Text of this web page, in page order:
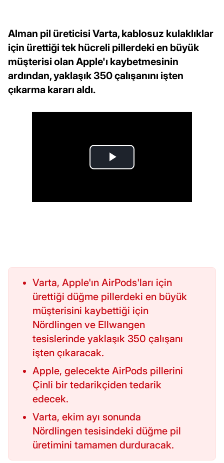
Alman pil üreticisi Varta, kablosuz kulaklıklar
için ürettiği tek hücreli pillerdeki en büyük
müşterisi olan Apple'ı kaybetmesinin
ardından, yaklaşık 350 çalışanını işten
çıkarma kararı aldı.
Varta, Apple'ın AirPods'ları için
ürettiği düğme pillerdeki en büyük
müşterisini kaybettiği için
Nördlingen ve Ellwangen
tesislerinde yaklaşık 350 çalışanı
işten çıkaracak.
Apple, gelecekte AirPods pillerini
Çinli bir tedarikçiden tedarik
edecek.
Varta, ekim ayı sonunda
Nördlingen tesisindeki düğme pil
üretimini tamamen durduracak.